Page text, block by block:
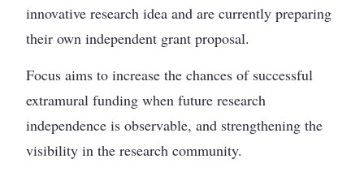
innovative research idea and are currently preparing
their own independent grant proposal.
Focus aims to increase the chances of successful
extramural funding when future research
independence is observable, and strengthening the
visibility in the research community.